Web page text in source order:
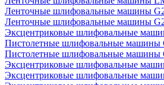
Ленточные шлифовальные машины
Ленточные шлифовальные машины
Эксцентриковые шлифовальные
Пистолетные шлифовальные машины
Пистолетные шлифовальные машины
Эксцентриковые шлифовальные
Эксцентриковые шлифовальные